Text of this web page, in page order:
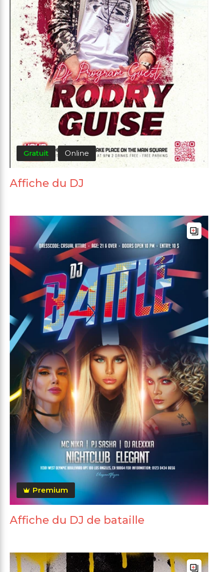
Gratuit Online
Affiche du DJ
Premium
Affiche du DJ de bataille